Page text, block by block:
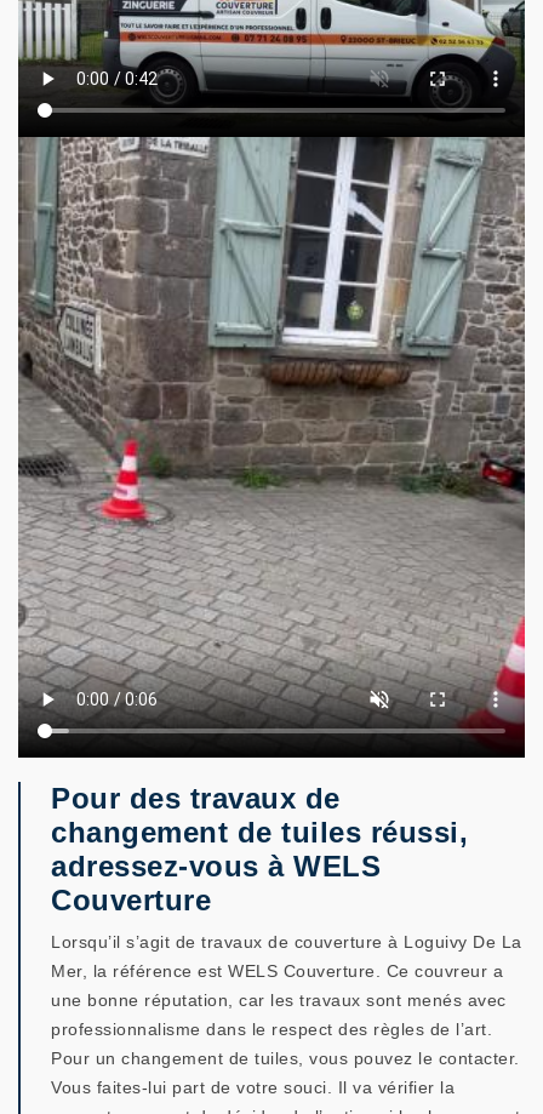
Pour des travaux de
changement de tuiles réussi,
adressez-vous à WELS
Couverture
Lorsqu’il s’agit de travaux de couverture à Loguivy De La
Mer, la référence est WELS Couverture. Ce couvreur a
une bonne réputation, car les travaux sont menés avec
professionnalisme dans le respect des règles de l’art.
Pour un changement de tuiles, vous pouvez le contacter.
Vous faites-lui part de votre souci. Il va vérifier la